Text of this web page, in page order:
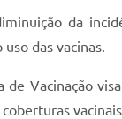
da
das vacinas.
Vacinação